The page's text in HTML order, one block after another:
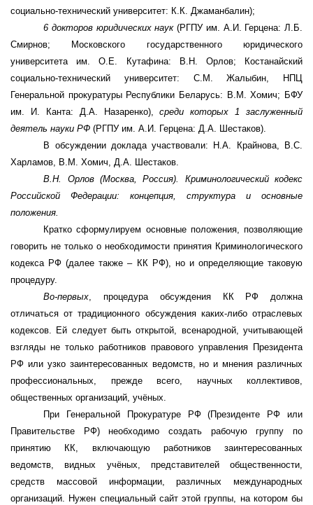
социально-технический университет: К.К. Джаманбалин);
6 докторов юридических наук(РГПУ им. А.И. Герцена: Л.Б.
Смирнов;
Московского государственного юридического
университета им. О.Е. Кутафина: В.Н. Орлов;
Костанайский
социально-технический университет: С.М. Жалыбин,
НПЦ
Генеральной прокуратуры Республики Беларусь: В.М. Хомич; БФУ
им. И. Канта: Д.А. Назаренко),среди которых 1 заслуженный
деятель науки РФ (РГПУ им. А.И. Герцена: Д.А. Шестаков).
В обсуждении доклада участвовали: Н.А. Крайнова, В.С.
Харламов, В.М. Хомич, Д.А. Шестаков.
В.Н. Орлов (Москва, Россия). Криминологический кодекс
Российской Федерации: концепция, структура и основные
положения.
Кратко сформулируем основные положения, позволяющие
говорить не только о необходимости принятия Криминологического
кодекса РФ (далее также – КК РФ), но и определяющие таковую
процедуру.
Во-первых, процедура обсуждения КК РФ должна
отличаться от традиционного обсуждения каких-либо отраслевых
кодексов. Ей следует быть открытой, всенародной, учитывающей
взгляды не только работников правового управления Президента
РФ или узко заинтересованных ведомств, но и мнения различных
профессиональных, прежде всего, научных коллективов,
общественных организаций, учёных.
При Генеральной Прокуратуре РФ (Президенте РФ или
Правительстве РФ) необходимо создать рабочую группу по
принятию КК, включающую работников заинтересованных
ведомств, видных учёных, представителей общественности,
средств массовой информации, различных международных
организаций. Нужен специальный сайт этой группы, на котором бы